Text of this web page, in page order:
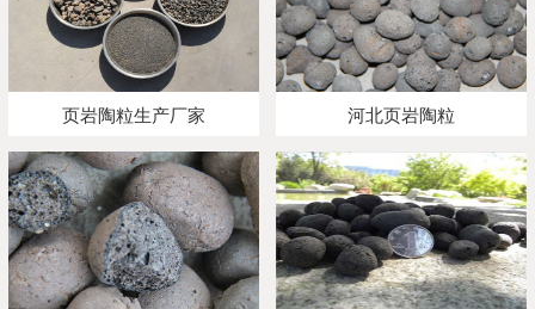
页岩陶粒生产厂家 河北页岩陶粒